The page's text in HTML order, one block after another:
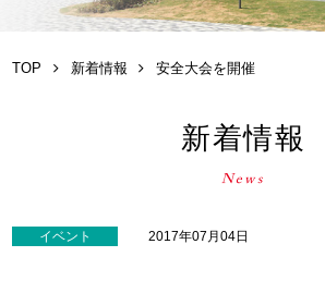
TOP 新着情報 安全大会を開催
新着情報
イベント 2017年07月04日